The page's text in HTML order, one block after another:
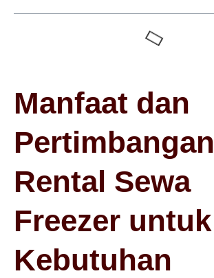
Manfaat dan
Pertimbangan
Rental Sewa
Freezer untuk
Kebutuhan